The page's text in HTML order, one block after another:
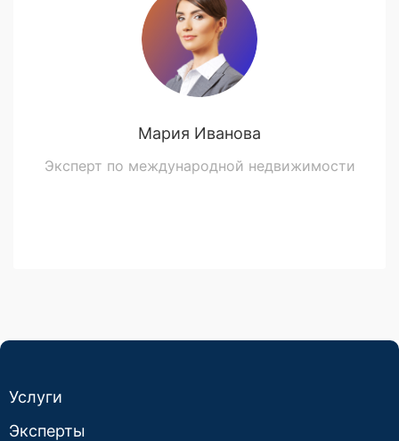
Мария Иванова
Эксперт по международной недвижимости
Услуги
Эксперты